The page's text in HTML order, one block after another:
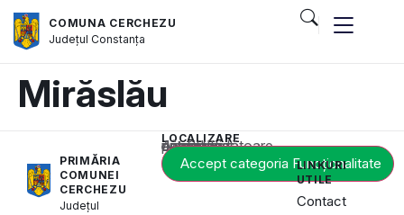
COMUNA CERCHEZU
JudețulConstanța
Mirăslău
PRIMĂRIA
COMUNEI
CERCHEZU
Județul
LOCALIZARE
Acest conținut este blocat până când acceptați categoria corespunzătoare de cookie-uri.
Accept categoria Funcționalitate
LINKURI
UTILE
Contact